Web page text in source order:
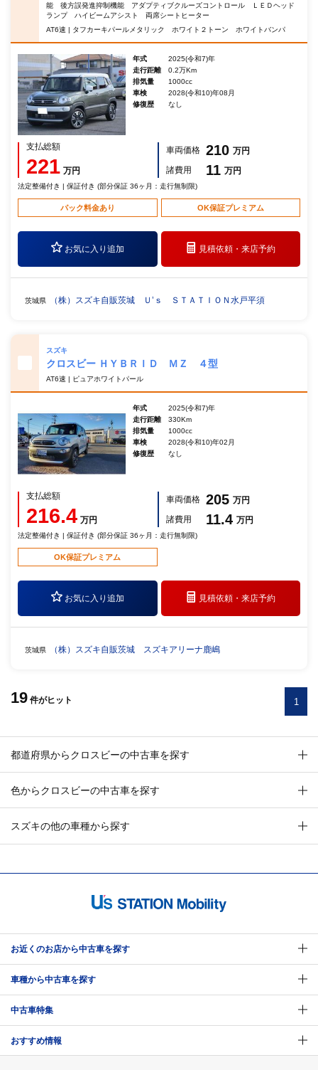
能 後方誤発進抑制機能 アダプティブクルーズコントロール ＬＥＤヘッド
ランプ ハイビームアシスト 両席シートヒーター
AT6速 | タフカーキパールメタリック ホワイト２トーン ホワイトバンパ
年式
2025(令和7)年
走行距離
0.2万Km
排気量
1000cc
車検
2028(令和10)年08月
修復歴
なし
支払総額
221 万円
車両価格 210 万円
諸費用
11 万円
法定整備付き | 保証付き (部分保証 36ヶ月：走行無制限)
パック料金あり OK保証プレミアム
お気に入り追加 見積依頼・来店予約
茨城県 （株）スズキ自販茨城 Ｕ’ｓ ＳＴＡＴＩＯＮ水戸平須
スズキ
クロスビー ＨＹＢＲＩＤ ＭＺ ４型
AT6速 | ピュアホワイトパール
年式
2025(令和7)年
走行距離
330Km
排気量
1000cc
車検
2028(令和10)年02月
修復歴
なし
支払総額
216.4 万円
車両価格 205 万円
諸費用
11.4 万円
法定整備付き | 保証付き (部分保証 36ヶ月：走行無制限)
OK保証プレミアム
お気に入り追加 見積依頼・来店予約
茨城県 （株）スズキ自販茨城 スズキアリーナ鹿嶋
19 件がヒット 1
都道府県からクロスビーの中古車を探す
色からクロスビーの中古車を探す
スズキの他の車種から探す
お近くのお店から中古車を探す
車種から中古車を探す
中古車特集
おすすめ情報